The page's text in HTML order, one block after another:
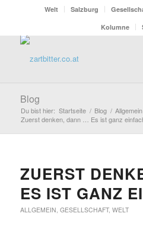
Welt Salzburg
Kolumne
Blog
Du bist hier: Startseite / Blog / Allgemein
Zuerst denken, dann … Es ist ganz
ZUERST
ES IST GANZ
ALLGEMEIN, GESELLSCHAFT, WELT